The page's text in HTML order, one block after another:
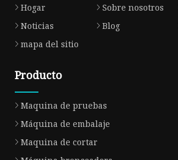
Hogar Sobre nosotros
Noticias
Blog
mapa del sitio
Producto
Maquina de pruebas
Máquina de embalaje
Maquina de cortar